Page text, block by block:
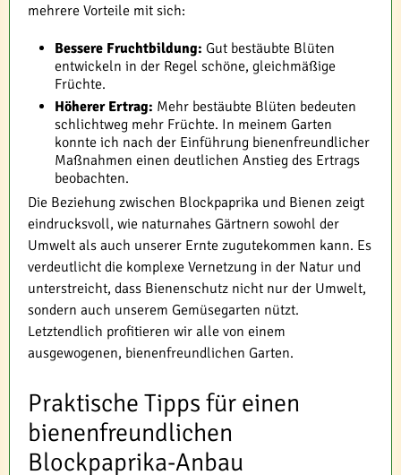
mehrere Vorteile mit sich:
Bessere Fruchtbildung: Gut bestäubte Blüten
entwickeln in der Regel schöne, gleichmäßige
Früchte.
Höherer Ertrag: Mehr bestäubte Blüten bedeuten
schlichtweg mehr Früchte. In meinem Garten
konnte ich nach der Einführung bienenfreundlicher
Maßnahmen einen deutlichen Anstieg des Ertrags
beobachten.
Die Beziehung zwischen Blockpaprika und Bienen zeigt
eindrucksvoll, wie naturnahes Gärtnern sowohl der
Umwelt als auch unserer Ernte zugutekommen kann. Es
verdeutlicht die komplexe Vernetzung in der Natur und
unterstreicht, dass Bienenschutz nicht nur der Umwelt,
sondern auch unserem Gemüsegarten nützt.
Letztendlich profitieren wir alle von einem
ausgewogenen, bienenfreundlichen Garten.
Praktische Tipps für einen
bienenfreundlichen
Blockpaprika-Anbau